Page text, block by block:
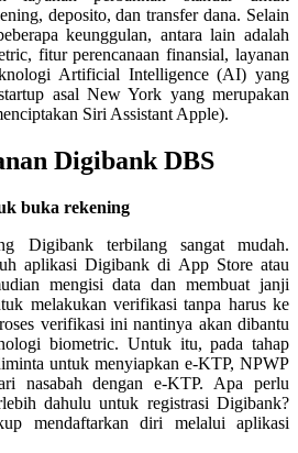
deposito, dan transfer dana. Selain
keunggulan, antara lain adalah
fitur perencanaan finansial, layanan
Artificial Intelligence (AI) yang
asal New York yang merupakan
Siri Assistant Apple).
Digibank DBS
buka rekening
Digibank terbilang sangat mudah.
aplikasi Digibank di App Store atau
mengisi data dan membuat janji
melakukan verifikasi tanpa harus ke
verifikasi ini nantinya akan dibantu
biometric. Untuk itu, pada tahap
untuk menyiapkan e-KTP, NPWP
nasabah dengan e-KTP. Apa perlu
dahulu untuk registrasi Digibank?
mendaftarkan diri melalui aplikasi